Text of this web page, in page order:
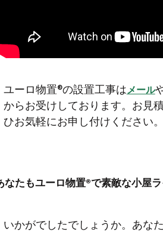
ユーロ物置®の設置工事はメール
からお受けしております。お見
ひお気軽にお申し付けください。
なたもユーロ物置®で素敵な小屋
いかがでしたでしょうか。あな